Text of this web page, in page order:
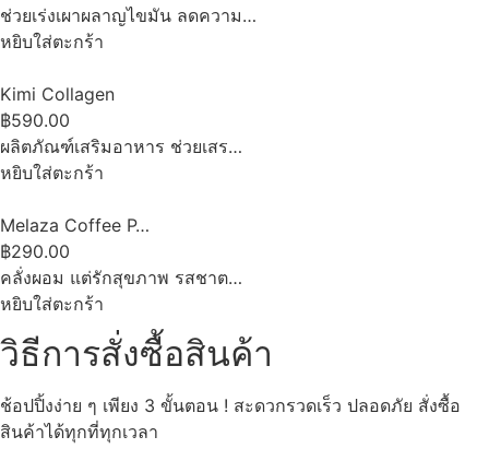
ช่วยเร่งเผาผลาญไขมัน ลดความ…
หยิบใส่ตะกร้า
Kimi Collagen
฿590.00
ผลิตภัณฑ์เสริมอาหาร ช่วยเสร…
หยิบใส่ตะกร้า
Melaza Coffee P…
฿290.00
คลั่งผอม แต่รักสุขภาพ รสชาต…
หยิบใส่ตะกร้า
วิธีการสั่งซื้อสินค้า
ช้อปปิ้งง่าย ๆ เพียง 3 ขั้นตอน ! สะดวกรวดเร็ว ปลอดภัย สั่งซื้อ
สินค้าได้ทุกที่ทุกเวลา